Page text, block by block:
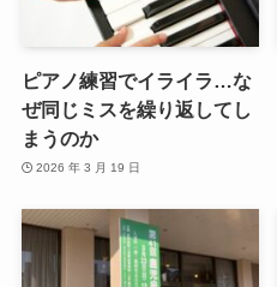
ピアノ練習でイライラ…な
ぜ同じミスを繰り返してし
まうのか
2026 年 3 月 19 日